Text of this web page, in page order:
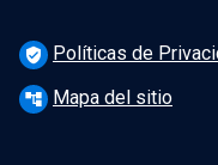
verified_user Políticas de
account_tree Mapa del sitio